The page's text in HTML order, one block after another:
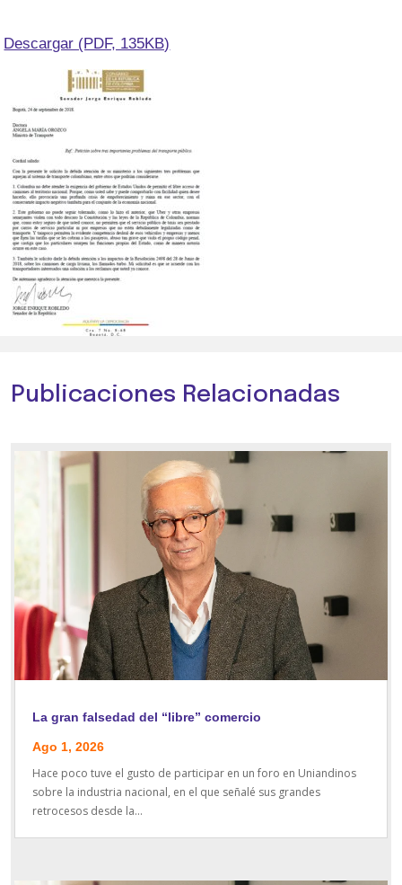
Descargar (PDF, 135KB)
Publicaciones Relacionadas
La gran falsedad del “libre” comercio
Ago 1, 2026
Hace poco tuve el gusto de participar en un foro en Uniandinos
sobre la industria nacional, en el que señalé sus grandes
retrocesos desde la...